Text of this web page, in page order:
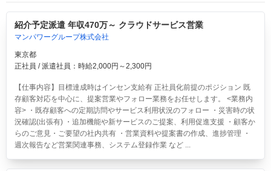
紹介予定派遣 年収470万～ クラウドサービス営業
マンパワーグループ株式会社
東京都
正社員 / 派遣社員：時給2,000円～2,300円
【仕事内容】目標達成時はインセン支給有 正社員化前提のポジション 既
存顧客対応を中心に、提案営業やフォロー業務をお任せします。 <業務内
容> ・既存顧客への定期訪問やサービス利用状況のフォロー ・災害時の状
況確認(出張有) ・追加機能や新サービスのご提案、利用促進支援 ・顧客か
らのご意見・ご要望の社内共有 ・営業資料や提案書の作成、進捗管理 ・
週次報告など営業関連事務、システム登録作業 など ...